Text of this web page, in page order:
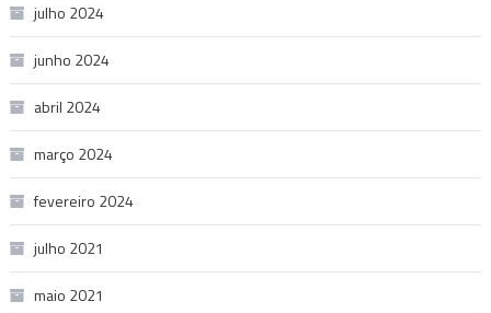
julho 2024
junho 2024
abril 2024
março 2024
fevereiro 2024
julho 2021
maio 2021